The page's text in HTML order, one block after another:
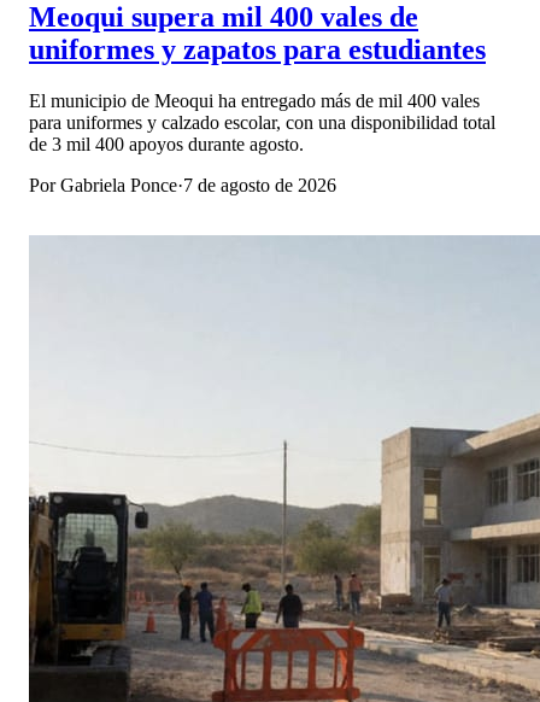
Meoqui supera mil 400 vales de
uniformes y zapatos para estudiantes
El municipio de Meoqui ha entregado más de mil 400 vales
para uniformes y calzado escolar, con una disponibilidad total
de 3 mil 400 apoyos durante agosto.
PorGabriela Ponce·7 de agosto de 2026